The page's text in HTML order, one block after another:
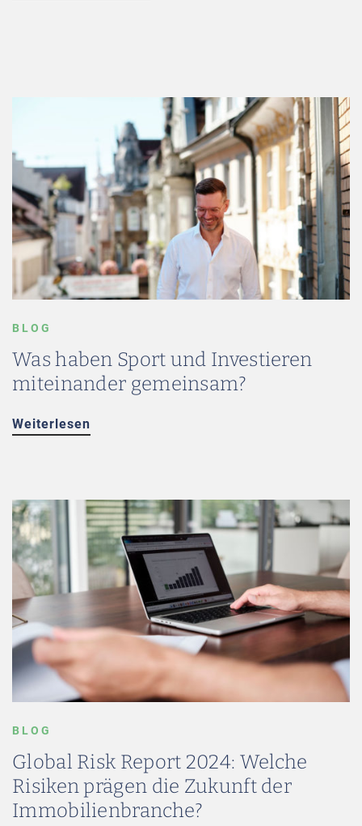
BLOG
Was haben Sport und Investieren
miteinander gemeinsam?
Weiterlesen
BLOG
Global Risk Report 2024: Welche
Risiken prägen die Zukunft der
Immobilienbranche?